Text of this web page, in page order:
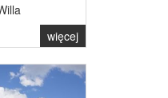
więcej
Next